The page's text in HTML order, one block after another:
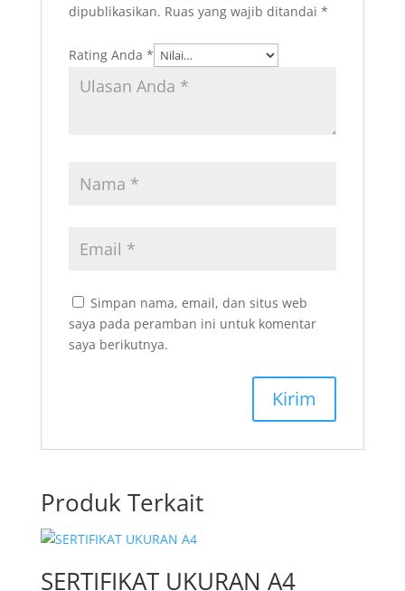
dipublikasikan. Ruas yang wajib ditandai *
Rating Anda *
Simpan nama, email, dan situs web
saya pada peramban ini untuk komentar
saya berikutnya.
Produk Terkait
SERTIFIKAT UKURAN A4